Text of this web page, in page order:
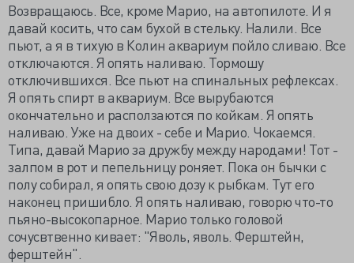
Возвращаюсь. Все, кроме Марио, на автопилоте. И я
давай косить, что сам бухой в стельку. Налили. Все
пьют, а я в тихую в Колин аквариум пойло сливаю. Все
отключаются. Я опять наливаю. Тормошу
отключившихся. Все пьют на спинальных рефлексах.
Я опять спирт в аквариум. Все вырубаются
окончательно и расползаются по койкам. Я опять
наливаю. Уже на двоих - себе и Марио. Чокаемся.
Типа, давай Марио за дружбу между народами! Тот -
залпом в рот и пепельницу роняет. Пока он бычки с
полу собирал, я опять свою дозу к рыбкам. Тут его
наконец пришибло. Я опять наливаю, говорю что-то
пьяно-высокопарное. Марио только головой
сочусвтвенно кивает: "Яволь, яволь. Ферштейн,
ферштейн".